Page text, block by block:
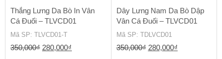
Thắng Lưng Da Bò In Vân
Cá Đuối – TLVCD01
Mã SP: TLVCD01-T
350,000₫ Giá
280,000₫
Dây Lưng Nam Da Bò Dập
Vân Cá Đuối – TLVCD01
Mã SP: TDLVCD01
350,000₫ Giá
280,000₫Giá